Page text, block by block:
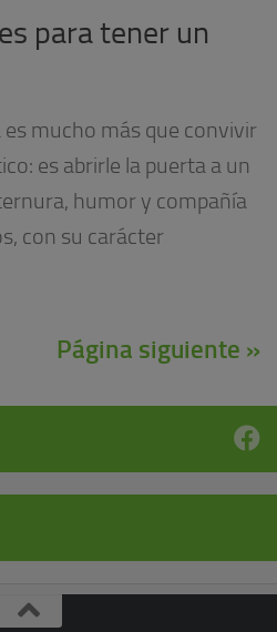
para tener un
mucho más que convivir
es abrirle la puerta a un
humor y compañía
con su carácter
Página siguiente »